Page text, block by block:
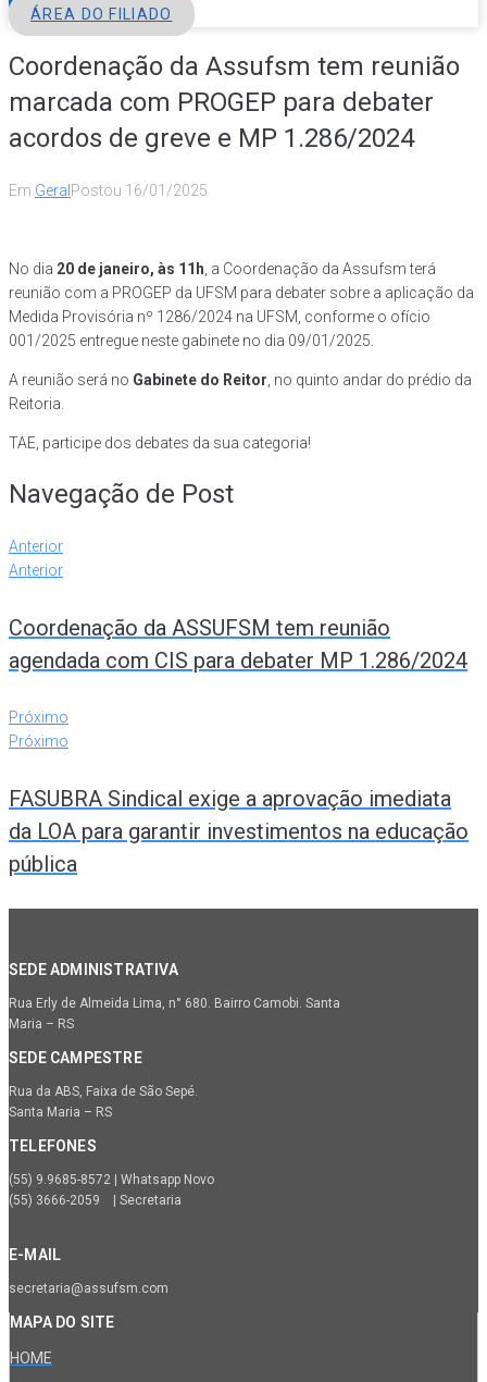
ÁREA DO FILIADO
Coordenação da Assufsm tem reunião
marcada com PROGEP para debater
acordos de greve e MP 1.286/2024
Em Geral Postou 16/01/2025
No dia 20 de janeiro, às 11h , a Coordenação da Assufsm terá
reunião com a PROGEP da UFSM para debater sobre a aplicação da
Medida Provisória nº 1286/2024 na UFSM, conforme o ofício
001/2025 entregue neste gabinete no dia 09/01/2025.
A reunião será no Gabinete do Reitor , no quinto andar do prédio da
Reitoria.
TAE, participe dos debates da sua categoria!
Navegação de Post
Anterior
Anterior
Coordenação da ASSUFSM tem reunião
agendada com CIS para debater MP 1.286/2024
Próximo
Próximo
FASUBRA Sindical exige a aprovação imediata
da LOA para garantir investimentos na educação
pública
SEDE ADMINISTRATIVA
Rua Erly de Almeida Lima, n° 680. Bairro Camobi. Santa
Maria – RS
SEDE CAMPESTRE
Rua da ABS, Faixa de São Sepé.
Santa Maria – RS
TELEFONES
(55) 9.9685-8572 | Whatsapp Novo
(55) 3666-2059 | Secretaria
E-MAIL
secretaria@assufsm.com
MAPA DO SITE
HOME